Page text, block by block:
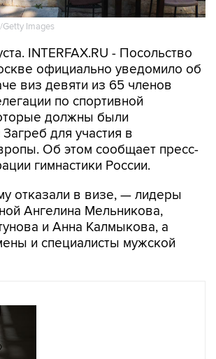
INTERFAX.RU - Посольство
виз девяти из 65 членов
по спортивной
должны были
для участия в
Об этом сообщает пресс-
гимнастики России.
отказали в визе, — лидеры
и Анна Калмыкова, а
и специалисты мужской